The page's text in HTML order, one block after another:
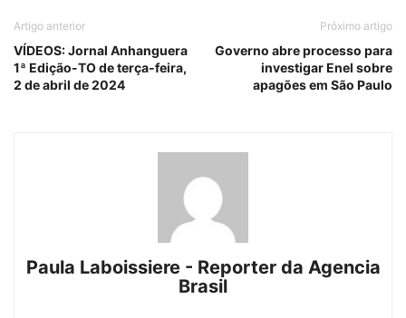
Artigo anterior
VÍDEOS: Jornal Anhanguera
1ª Edição-TO de terça-feira,
2 de abril de 2024
Próximo artigo
Governo abre processo para
investigar Enel sobre
apagões em São Paulo
Paula Laboissiere - Reporter da Agencia
Brasil